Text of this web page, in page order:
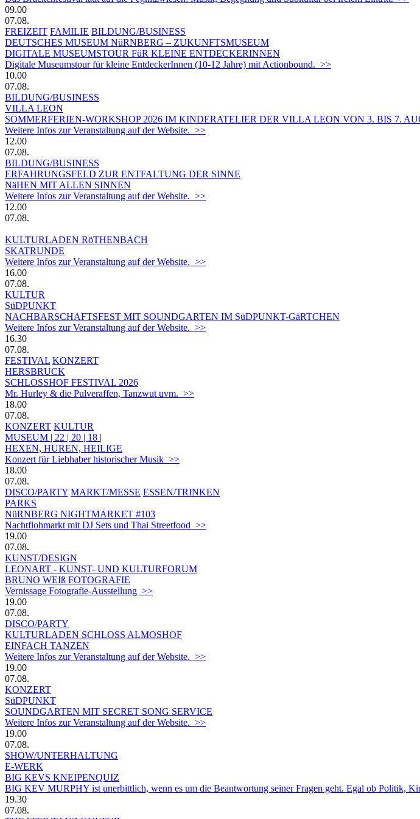
09.00
07.08.
FREIZEIT FAMILIE BILDUNG/BUSINESS
DEUTSCHES MUSEUM NüRNBERG – ZUKUNFTSMUSEUM
DIGITALE MUSEUMSTOUR FüR KLEINE ENTDECKERINNEN
Digitale Museumstour für kleine EntdeckerInnen (10-12 Jahre) mit Actionbound. >>
10.00
07.08.
BILDUNG/BUSINESS
VILLA LEON
SOMMERFERIEN-WORKSHOP 2026 IM KINDERATELIER DER VILLA LEON VON 3. BIS 7.
Weitere Infos zur Veranstaltung auf der Website. >>
12.00
07.08.
BILDUNG/BUSINESS
ERFAHRUNGSFELD ZUR ENTFALTUNG DER SINNE
NäHEN MIT ALLEN SINNEN
Weitere Infos zur Veranstaltung auf der Website. >>
12.00
07.08.
KULTURLADEN RöTHENBACH
SKATRUNDE
Weitere Infos zur Veranstaltung auf der Website. >>
16.00
07.08.
KULTUR
SüDPUNKT
NACHBARSCHAFTSFEST MIT SOUNDGARTEN IM SüDPUNKT-GäRTCHEN
Weitere Infos zur Veranstaltung auf der Website. >>
16.30
07.08.
FESTIVAL KONZERT
HERSBRUCK
SCHLOSSHOF FESTIVAL 2026
Mr. Hurley & die Pulveraffen, Tanzwut uvm. >>
18.00
07.08.
KONZERT KULTUR
MUSEUM | 22 | 20 | 18 |
HEXEN, HUREN, HEILIGE
Konzert für Liebhaber historischer Musik >>
18.00
07.08.
DISCO/PARTY MARKT/MESSE ESSEN/TRINKEN
PARKS
NüRNBERG NIGHTMARKET #103
Nachtflohmarkt mit DJ Sets und Thai Streetfood >>
19.00
07.08.
KUNST/DESIGN
LEONART - KUNST- UND KULTURFORUM
BRUNO WEIß FOTOGRAFIE
Vernissage Fotografie-Ausstellung >>
19.00
07.08.
DISCO/PARTY
KULTURLADEN SCHLOSS ALMOSHOF
EINFACH TANZEN
Weitere Infos zur Veranstaltung auf der Website. >>
19.00
07.08.
KONZERT
SüDPUNKT
SOUNDGARTEN MIT SECRET SONG SERVICE
Weitere Infos zur Veranstaltung auf der Website. >>
19.00
07.08.
SHOW/UNTERHALTUNG
E-WERK
BIG KEVS KNEIPENQUIZ
BIG KEV MURPHY ist unerbittlich, wenn es um die Beantwortung seiner Fragen geht. Egal ob Politik,
19.30
07.08.